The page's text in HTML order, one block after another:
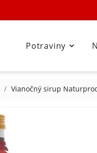

Potraviny
Vianočný sirup